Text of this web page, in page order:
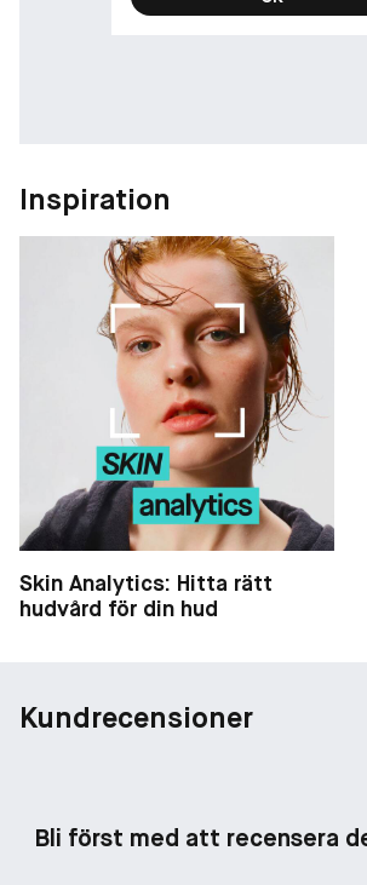
Inspiration
Skin Analytics: Hitta rätt
hudvård för din hud
Kundrecensioner
Bli först med att recensera